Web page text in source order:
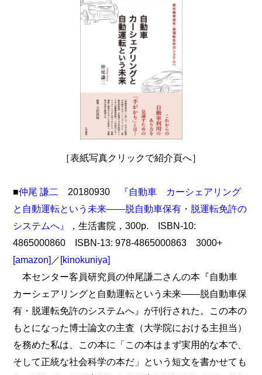
［表紙写真クリックで紹介頁へ］
■仲尾 謙二 20180930
『自動車 カーシェアリング
と自動運転という未来――脱自動車保有・脱運転免許の
システムへ』
，生活書院，300p. ISBN-10:
4865000860 ISBN-13: 978-4865000863 3000+
[amazon]／[kinokuniya]
本センター客員研究員の仲尾謙二さんの本『自動車
カーシェアリングと自動運転という未来――脱自動車保
有・脱運転免許のシステムへ』が刊行された。この本の
もとになった博士論文の主査（大学院における主担当）
を務めた私は、この本に「この本はまず実用的な本で、
そして正統な社会科学の本だ」という短文を書かせても